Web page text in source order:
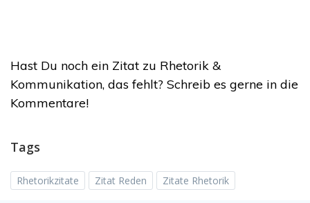
Hast Du noch ein Zitat zu Rhetorik &
Kommunikation, das fehlt? Schreib es gerne in die
Kommentare!
Tags
Rhetorikzitate Zitat Reden Zitate Rhetorik